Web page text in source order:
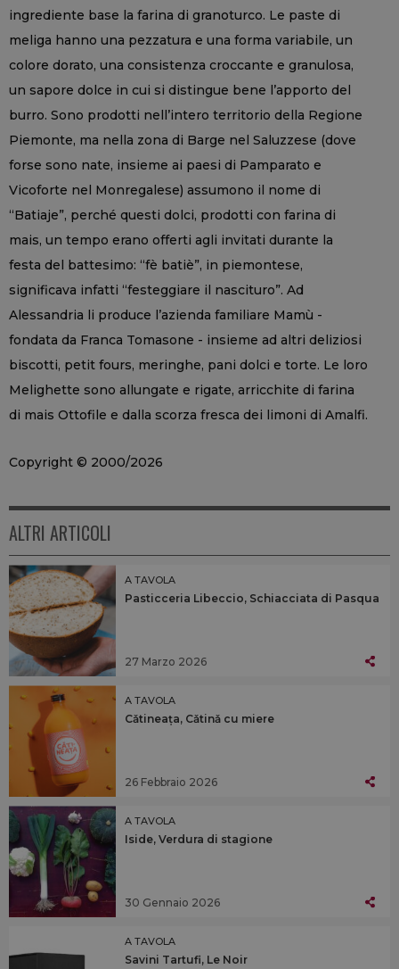
ingrediente base la farina di granoturco. Le paste di
meliga hanno una pezzatura e una forma variabile, un
colore dorato, una consistenza croccante e granulosa,
un sapore dolce in cui si distingue bene l’apporto del
burro. Sono prodotti nell’intero territorio della Regione
Piemonte, ma nella zona di Barge nel Saluzzese (dove
forse sono nate, insieme ai paesi di Pamparato e
Vicoforte nel Monregalese) assumono il nome di
“Batiaje”, perché questi dolci, prodotti con farina di
mais, un tempo erano offerti agli invitati durante la
festa del battesimo: “fè batiè”, in piemontese,
significava infatti “festeggiare il nascituro”. Ad
Alessandria li produce l’azienda familiare Mamù -
fondata da Franca Tomasone - insieme ad altri deliziosi
biscotti, petit fours, meringhe, pani dolci e torte. Le loro
Melighette sono allungate e rigate, arricchite di farina
di mais Ottofile e dalla scorza fresca dei limoni di Amalfi.
Copyright © 2000/2026
ALTRI ARTICOLI
A TAVOLA
Pasticceria Libeccio, Schiacciata di Pasqua
27 Marzo 2026
A TAVOLA
Cǎtineața, Cǎtinǎ cu miere
26 Febbraio 2026
A TAVOLA
Iside, Verdura di stagione
30 Gennaio 2026
A TAVOLA
Savini Tartufi, Le Noir